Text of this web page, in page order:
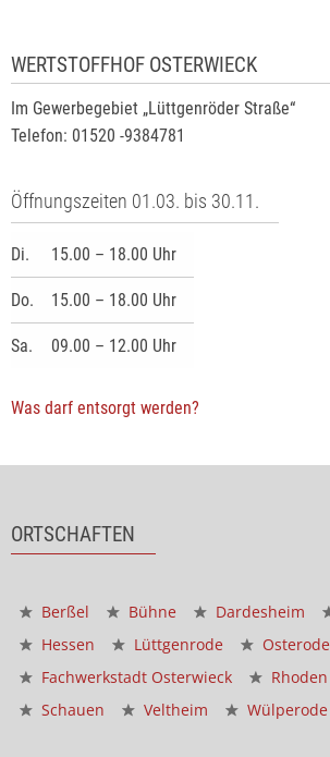
WERTSTOFFHOF OSTERWIECK
Im Gewerbegebiet „Lüttgenröder Straße“
Telefon: 01520 -9384781
Öffnungszeiten 01.03. bis 30.11.
Di. 15.00 – 18.00 Uhr
Do. 15.00 – 18.00 Uhr
Sa. 09.00 – 12.00 Uhr
Was darf entsorgt werden?
ORTSCHAFTEN
Berßel Bühne Dardesheim
Hessen
Lüttgenrode
Osterode
Fachwerkstadt Osterwieck
Rhoden
Schauen
Veltheim Wülperode